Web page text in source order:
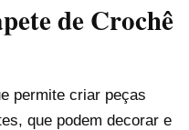
de Crochê
permite criar peças
que podem decorar e